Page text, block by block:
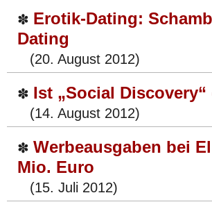
✽ Erotik-Dating:
Dating
(20. August 2012)
✽ Ist „Social
(14. August 2012)
✽ Werbeausgaben bei
Mio. Euro
(15. Juli 2012)